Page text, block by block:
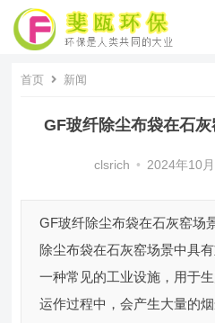
首页 新闻
GF玻纤除尘布袋在石
clsrich • 2024年10
GF玻纤除尘布袋在石灰窑场
除尘布袋在石灰窑场景中具
一种常见的工业设施，用于
运作过程中，会产生大量的